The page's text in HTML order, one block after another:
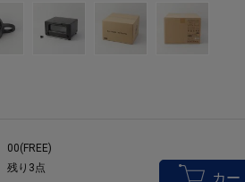
00(FREE)
残り 3点